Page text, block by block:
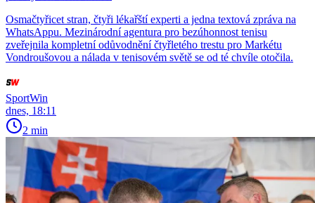
Osmačtyřicet stran, čtyři lékařští experti a jedna textová zpráva na
WhatsAppu. Mezinárodní agentura pro bezúhonnost tenisu
zveřejnila kompletní odůvodnění čtyřletého trestu pro Markétu
Vondroušovou a nálada v tenisovém světě se od té chvíle otočila.
SportWin
dnes, 18:11
2 min